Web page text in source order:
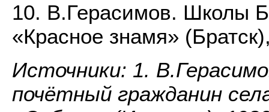
10. В.Герасимов. Школы
«Красное знамя»
Источники: 1.
почётный гражданин